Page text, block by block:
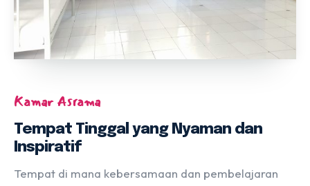
Kamar Asrama
Tempat Tinggal yang Nyaman dan
Inspiratif
Tempat di mana kebersamaan dan pembelajaran